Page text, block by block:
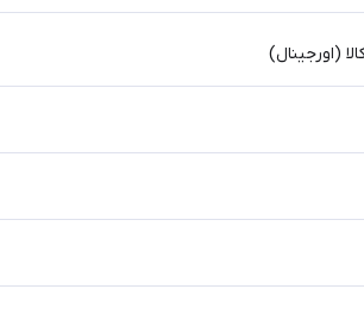
(اورجینال)